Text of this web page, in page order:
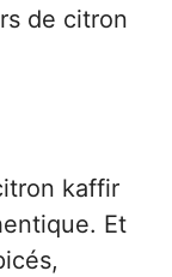
de citron
kaffir
Et